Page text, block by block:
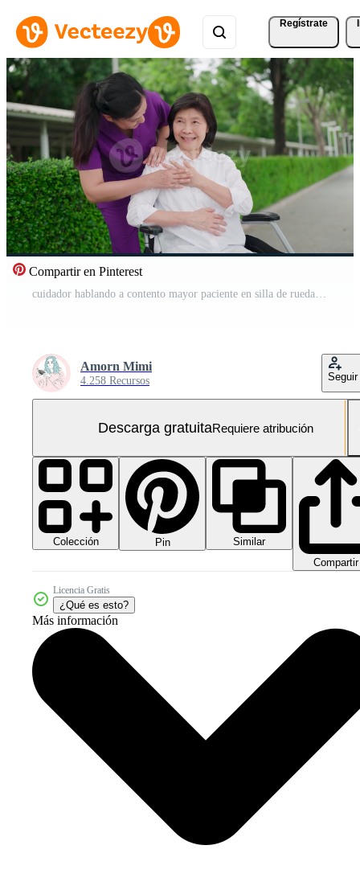
Regístrate
Compartir en Pinterest
cuidador hablando a contento mayor paciente en silla de ruedas para rehabilitación, enfermero ayuda con servicio. sonriente fisioterapeuta tomando cuidado de el contento mayor paciente en silla de ruedas, exterior. Vídeo Gratis
Amorn Mimi
4.258 Recursos Seguir
Descarga gratuitaRequiere atribución
Colección Pin
Similar
Compartir
Licencia Gratis
¿Qué es esto?
Más información